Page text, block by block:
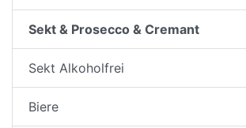
Sekt & Prosecco & Cremant
Sekt Alkoholfrei
Biere